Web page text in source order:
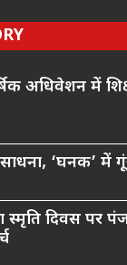
अधिवेशन में
‘घनक’ में
स्मृति दिवस पर